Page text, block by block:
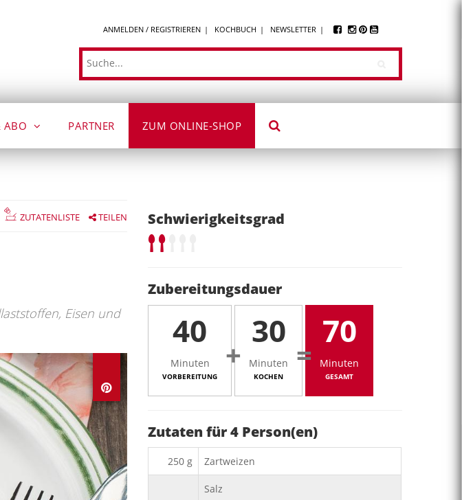
ANMELDEN / REGISTRIEREN KOCHBUCH NEWSLETTER
Suche
ABO PARTNER ZUM ONLINE-SHOP
ZUTATENLISTE TEILEN
Eisen und
Schwierigkeitsgrad
Zubereitungsdauer
40
Minuten
VORBEREITUNG
+
30
Minuten
KOCHEN
=
70
Minuten
GESAMT
Zutaten für4 Person(en)
250 g Zartweizen
Salz